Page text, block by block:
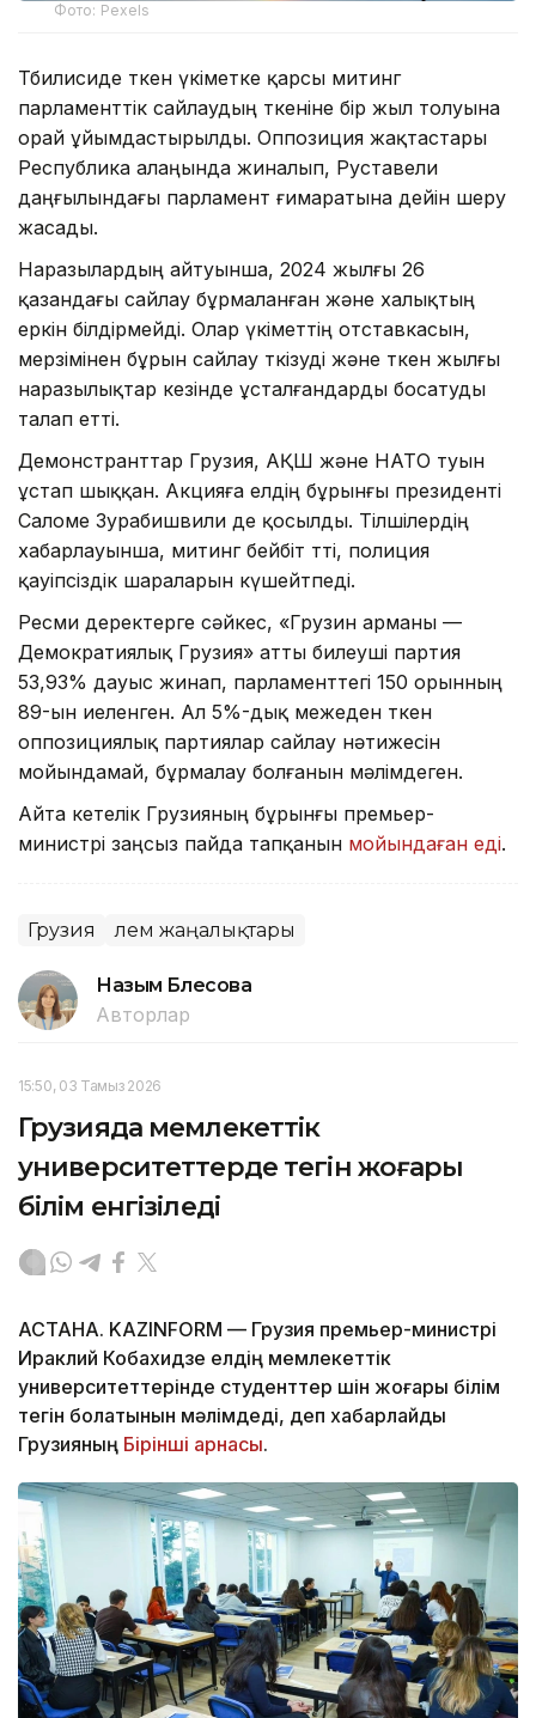
Фото: Pexels
Тбилисиде өткен үкіметке қарсы митинг
парламенттік сайлаудың өткеніне бір жыл толуына
орай ұйымдастырылды. Оппозиция жақтастары
Республика алаңында жиналып, Руставели
даңғылындағы парламент ғимаратына дейін шеру
жасады.
Наразылардың айтуынша, 2024 жылғы 26
қазандағы сайлау бұрмаланған және халықтың
еркін білдірмейді. Олар үкіметтің отставкасын,
мерзімінен бұрын сайлау өткізуді және өткен жылғы
наразылықтар кезінде ұсталғандарды босатуды
талап етті.
Демонстранттар Грузия, АҚШ және НАТО туын
ұстап шыққан. Акцияға елдің бұрынғы президенті
Саломе Зурабишвили де қосылды. Тілшілердің
хабарлауынша, митинг бейбіт өтті, полиция
қауіпсіздік шараларын күшейтпеді.
Ресми деректерге сәйкес, «Грузин арманы —
Демократиялық Грузия» атты билеуші партия
53,93% дауыс жинап, парламенттегі 150 орынның
89-ын иеленген. Ал 5%-дық межеден өткен
оппозициялық партиялар сайлау нәтижесін
мойындамай, бұрмалау болғанын мәлімдеген.
Айта кетелік Грузияның бұрынғы премьер-
министрі заңсыз пайда тапқанын мойындаған еді.
Грузия Әлем жаңалықтары
Назым Бөлесова
Авторлар
15:50, 03 Тамыз 2026
Грузияда мемлекеттік
университеттерде тегін жоғары
білім енгізіледі
АСТАНА. KAZINFORM — Грузия премьер-министрі
Ираклий Кобахидзе елдің мемлекеттік
университеттерінде студенттер үшін жоғары білім
тегін болатынын мәлімдеді, деп хабарлайды
Грузияның Бірінші арнасы.